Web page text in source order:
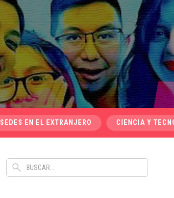
SEDES EN EL EXTRANJERO CIENCIA Y